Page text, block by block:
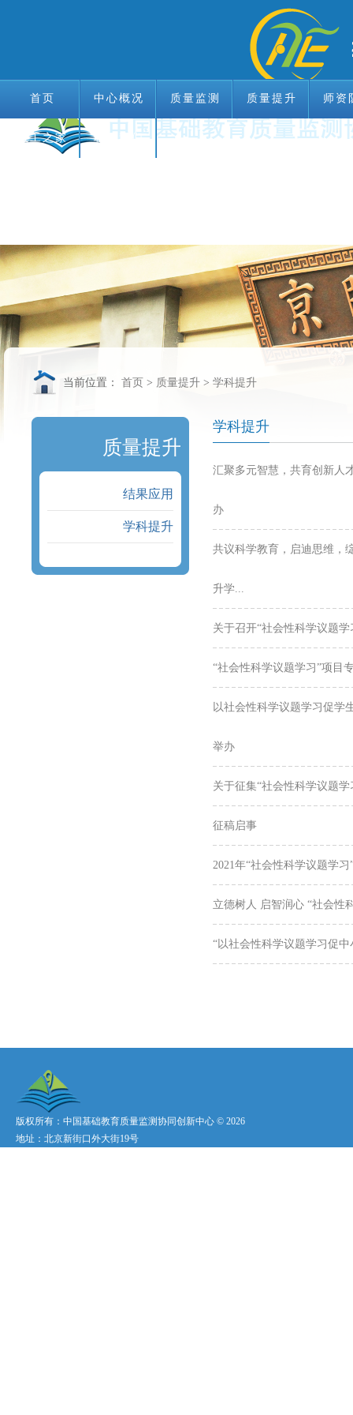
首页 中心概况 质量监测 质量提升
质量提升
师资
师资
教工之家
教工之家
联系我们
联系我们
当前位置： 首页 > 质量提升 > 学科提升
质量提升
结果应用
学科提升
学科提升
汇聚多元智慧，共育创新人
办
共议科学教育，启迪思维，
升学...
关于召开“社会性科学议题
“社会性科学议题学习”项目
以社会性科学议题学习促学
举办
关于征集“社会性科学议题
征稿启事
2021年“社会性科学议题学
立德树人 启智润心 “社会性
“以社会性科学议题学习促
版权所有：中国基础教育质量监测协同创新中心 © 2026
地址：北京新街口外大街19号